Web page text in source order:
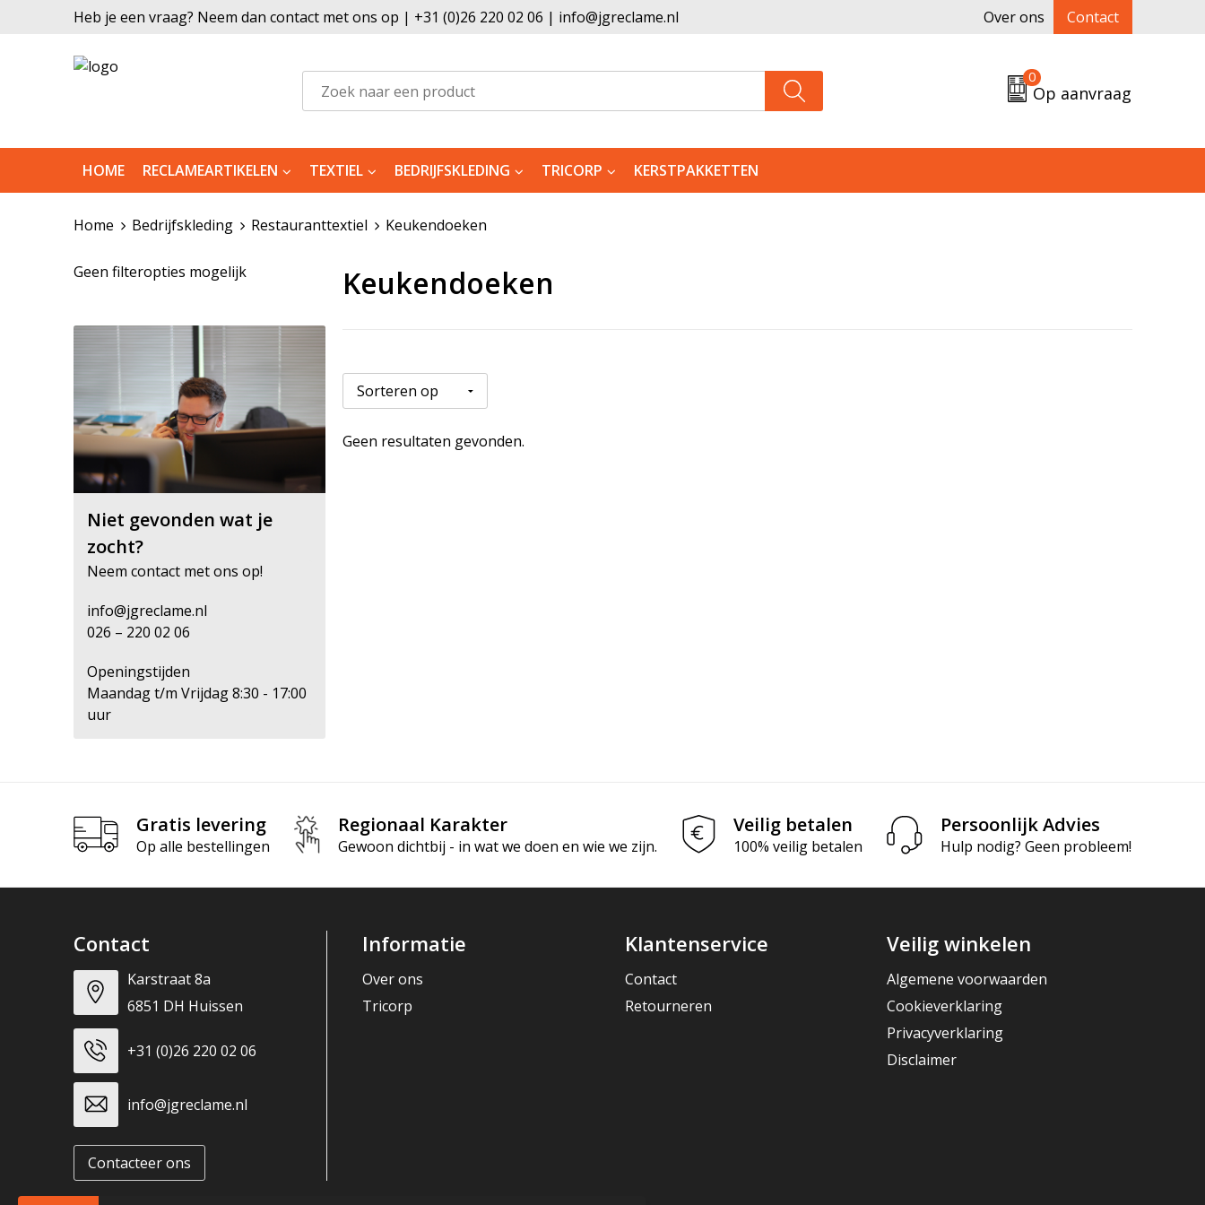
Heb je een vraag? Neem dan contact met ons op | +31 (0)26 220 02 06 | info@jgreclame.nl Over ons Contact
0
Op aanvraag
HOME RECLAMEARTIKELEN TEXTIEL BEDRIJFSKLEDING TRICORP KERSTPAKKETTEN
Home Bedrijfskleding Restauranttextiel Keukendoeken
Geen filteropties mogelijk
Niet gevonden wat je
zocht?
Neem contact met ons op!
info@jgreclame.nl
026 – 220 02 06
Openingstijden
Maandag t/m Vrijdag 8:30 - 17:00
uur
Keukendoeken
Geen resultaten gevonden.
Gratis levering
Op alle bestellingen
Regionaal Karakter
Gewoon dichtbij - in wat we doen en wie we zijn.
Veilig betalen
100% veilig betalen
Persoonlijk Advies
Hulp nodig? Geen probleem!
Contact
Karstraat 8a
6851 DH Huissen
+31 (0)26 220 02 06
info@jgreclame.nl
Contacteer ons
Informatie
Over ons
Tricorp
Klantenservice
Contact
Retourneren
Veilig winkelen
Algemene voorwaarden
Cookieverklaring
Privacyverklaring
Disclaimer